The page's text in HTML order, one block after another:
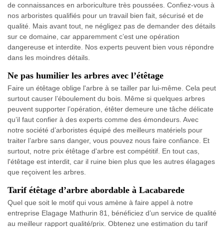
de connaissances en arboriculture très poussées. Confiez-vous à
nos arboristes qualifiés pour un travail bien fait, sécurisé et de
qualité. Mais avant tout, ne négligez pas de demander des détails
sur ce domaine, car apparemment c’est une opération
dangereuse et interdite. Nos experts peuvent bien vous répondre
dans les moindres détails.
Ne pas humilier les arbres avec l’étêtage
Faire un étêtage oblige l'arbre à se tailler par lui-même. Cela peut
surtout causer l’éboulement du bois. Même si quelques arbres
peuvent supporter l’opération, étêter demeure une tâche délicate
qu’il faut confier à des experts comme des émondeurs. Avec
notre société d’arboristes équipé des meilleurs matériels pour
traiter l’arbre sans danger, vous pouvez nous faire confiance. Et
surtout, notre prix étêtage d'arbre est compétitif. En tout cas,
l'étêtage est interdit, car il ruine bien plus que les autres élagages
que reçoivent les arbres.
Tarif étêtage d’arbre abordable à Lacabarede
Quel que soit le motif qui vous amène à faire appel à notre
entreprise Elagage Mathurin 81, bénéficiez d’un service de qualité
au meilleur rapport qualité/prix. Obtenez une estimation du tarif